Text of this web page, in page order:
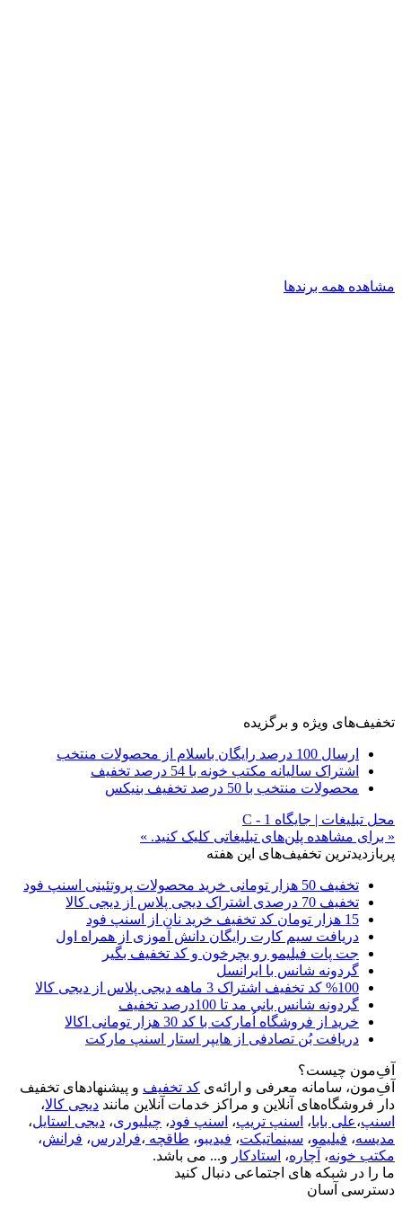
مشاهده همه برندها
تخفیف‌های ویژه و برگزیده
ارسال 100 درصد رایگان باسلام از محصولات منتخب
اشتراک سالیانه مکتب خونه با 54 درصد تخفیف
محصولات منتخب با 50 درصد تخفیف بنیکس
محل تبلیغات | جایگاه C - 1
« برای مشاهده پلن‌های تبلیغاتی کلیک کنید. »
پربازدیدترین تخفیف‌های این هفته
تخفیف 50 هزار تومانی خرید محصولات پروتئینی اسنپ فود
تخفیف 70 درصدی اشتراک دیجی پلاس از دیجی کالا
15 هزار تومان کد تخفیف خرید نان از اسنپ فود
دریافت سیم کارت رایگان دانش آموزی از همراه اول
جت پات فیلیمو رو بچرخون و کد تخفیف بگیر
گردونه شانس با ایرانسل
%100 کد تخفیف اشتراک 3 ماهه دیجی پلاس از دیجی کالا
گردونه شانس بانی مد تا 100درصد تخفیف
خرید از فروشگاه اُمارکت با کد 30 هزار تومانی اکالا
دریافت بُن تصادفی از هایپر استار اسنپ مارکت
آفِ‌مون چیست؟
آفِ‌مون، سامانه معرفی و ارائه‌ی کد تخفیف و پیشنهادهای تخفیف
دار فروشگاه‌های آنلاین و مراکز خدمات آنلاین مانند دیجی کالا،
اسنپ،علی بابا، اسنپ تریپ، اسنپ فود، چیلیوری، دیجی استایل،
مدیسه، فیلیمو، سینماتیکت، فیدیبو، طاقچه ،فرادرس، فرانش،
مکتب خونه، آچاره، استادکار و... می باشد.
ما را در شبکه های اجتماعی دنبال کنید
دسترسی آسان